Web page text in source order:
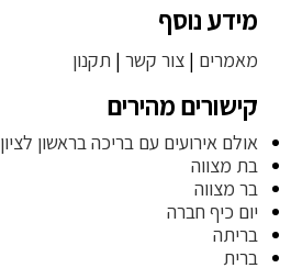
מידע נוסף
מאמרים | צור קשר | תקנון
קישורים מהירים
אולם אירועים עם בריכה בראשון לציון
בת מצווה
בר מצווה
יום כיף חברה
בריתה
ברית